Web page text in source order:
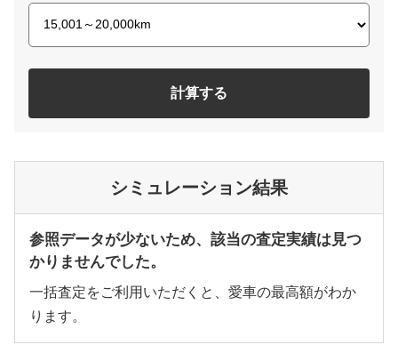
計算する
シミュレーション結果
参照データが少ないため、該当の査定実績は見つ
かりませんでした。
一括査定をご利用いただくと、愛車の最高額がわか
ります。